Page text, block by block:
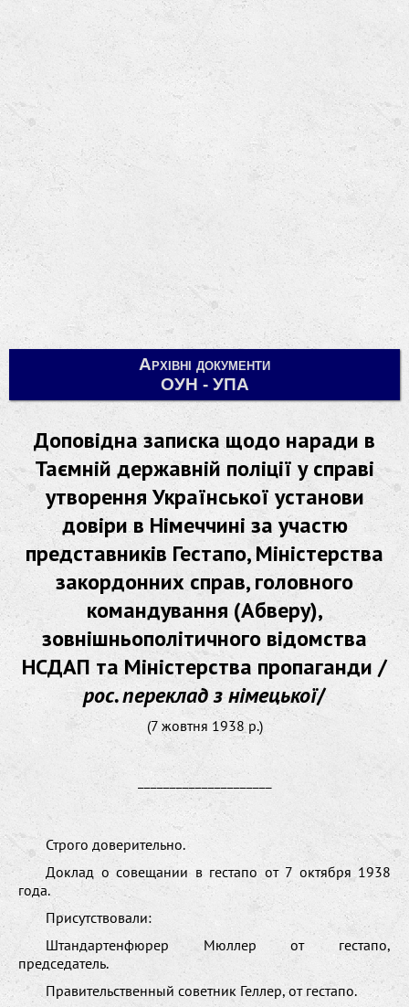
Архівні документи
ОУН - УПА
Доповідна записка щодо наради в
Таємній державній поліції у справі
утворення Української установи
довіри в Німеччині за участю
представників Гестапо, Міністерства
закордонних справ, головного
командування (Абверу),
зовнішньополітичного відомства
НСДАП та Міністерства пропаганди /
рос. переклад з німецької/
(7 жовтня 1938 р.)
_____________________
Строго доверительно.
Доклад о совещании в гестапо от 7 октября 1938
года.
Присутствовали:
Штандартенфюрер Мюллер от гестапо,
председатель.
Правительственный советник Геллер, от гестапо.